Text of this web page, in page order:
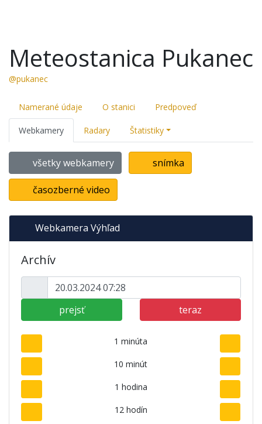
Meteostanica Pukanec
@pukanec
Namerané údaje O stanici Predpoveď
Webkamery Radary Štatistiky
všetky webkamery snímka
časozberné video
Webkamera Výhľad
Archív
prejsť teraz
1 minúta
10 minút
1 hodina
12 hodín